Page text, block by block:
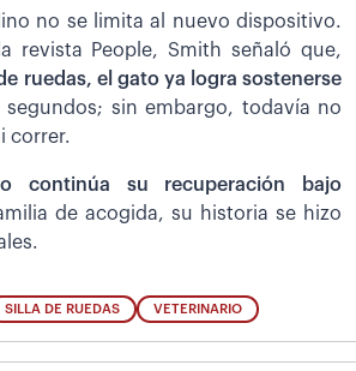
no se limita al nuevo dispositivo.
revista People, Smith señaló que,
ruedas, el gato ya logra sostenerse
sin embargo, todavía no
correr.
continúa su recuperación bajo
de acogida, su historia se hizo
SILLA DE RUEDAS VETERINARIO